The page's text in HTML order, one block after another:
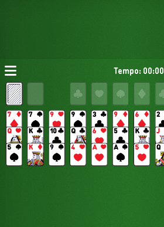
Tempo: 00:00